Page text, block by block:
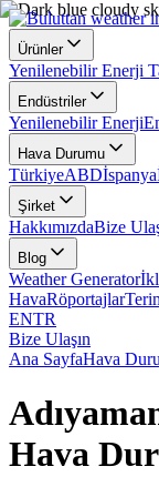
Ürünler
Yenilenebilir Enerji
Endüstriler
Yenilenebilir Enerji
Hava Durumu
TürkiyeABDİspanya
Şirket
HakkımızdaBize
Blog
Weather Generator
HavaRöportajlar
ENTR
Bize Ulaşın
Ana SayfaHava
Hava